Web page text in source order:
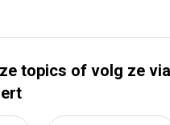
topics of volg ze